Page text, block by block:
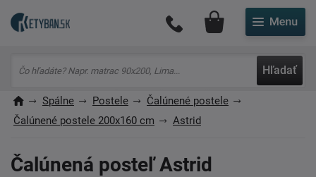
Hľadať
Môj účet
Spálne Postele
Čalúnené postele
Čalúnené postele 200x160 cm
Astrid
Čalúnená posteľ Astrid